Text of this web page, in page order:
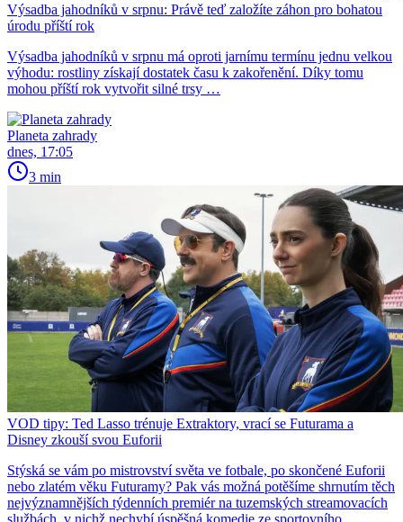
Výsadba jahodníků v srpnu: Právě teď založíte záhon pro bohatou
úrodu příští rok
Výsadba jahodníků v srpnu má oproti jarnímu termínu jednu velkou
výhodu: rostliny získají dostatek času k zakořenění. Díky tomu
mohou příští rok vytvořit silné trsy …
Planeta zahrady
dnes, 17:05
3 min
VOD tipy: Ted Lasso trénuje Extraktory, vrací se Futurama a
Disney zkouší svou Euforii
Stýská se vám po mistrovství světa ve fotbale, po skončené Euforii
nebo zlatém věku Futuramy? Pak vás možná potěšíme shrnutím těch
nejvýznamnějších týdenních premiér na tuzemských streamovacích
službách, v nichž nechybí úspěšná komedie ze sportovního